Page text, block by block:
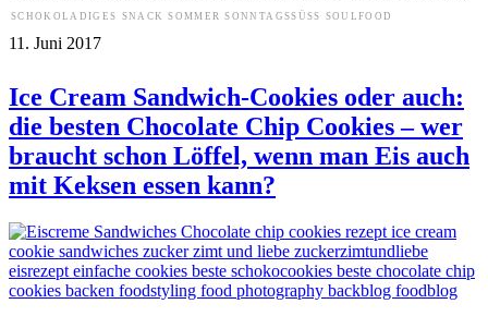
SCHOKOLADIGES SNACK SOMMER SONNTAGSSÜSS SOULFOOD
11. Juni 2017
Ice Cream Sandwich-Cookies oder auch:
die besten Chocolate Chip Cookies – wer
braucht schon Löffel, wenn man Eis auch
mit Keksen essen kann?